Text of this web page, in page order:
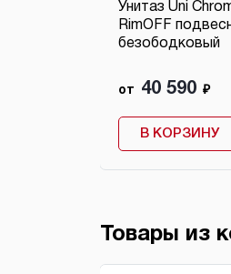
Унитаз Uni
RimOFF
безободковый
от 40 590 ₽
В КОРЗИНУ
Товары из